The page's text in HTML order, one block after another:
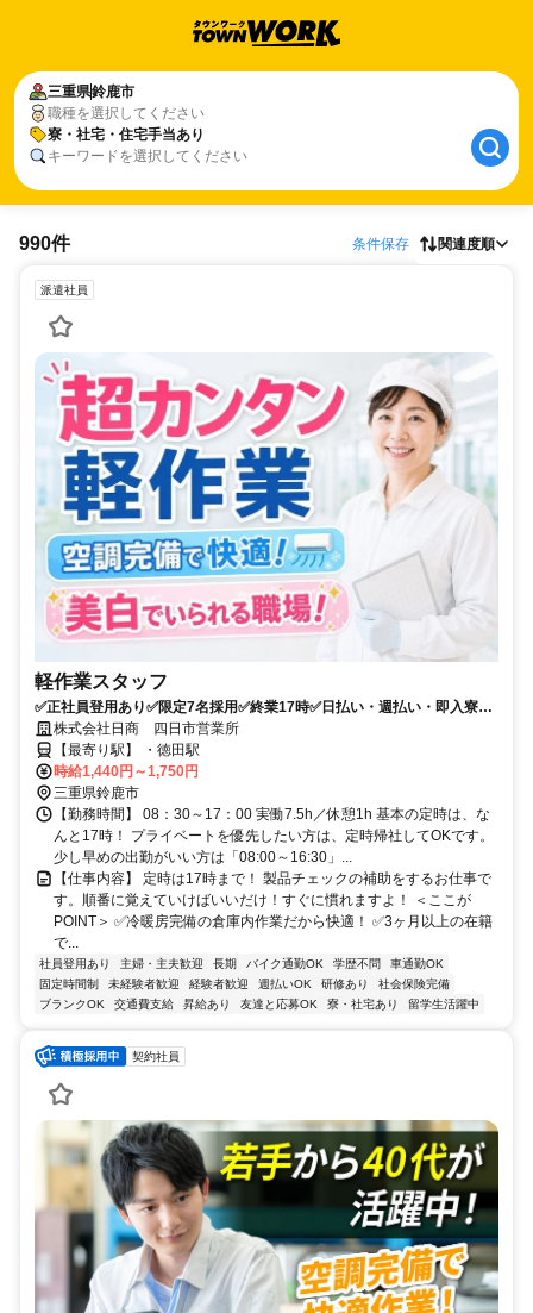
三重県鈴鹿市
職種を選択してください
寮・社宅・住宅手当あり
キーワードを選択してください
990件 条件保存 関連度順
派遣社員
軽作業スタッフ
✅正社員登用あり✅限定7名採用✅終業17時✅日払い・週払い・即入寮
OK✅未経験100％
株式会社日商 四日市営業所
【最寄り駅】 ・徳田駅
時給1,440円～1,750円
三重県鈴鹿市
【勤務時間】 08：30～17：00 実働7.5h／休憩1h 基本の定時は、な
んと17時！ プライベートを優先したい方は、定時帰社してOKです。
少し早めの出勤がいい方は「08:00～16:30」...
【仕事内容】 定時は17時まで！ 製品チェックの補助をするお仕事で
す。順番に覚えていけばいいだけ！すぐに慣れますよ！ ＜ここが
POINT＞ ✅冷暖房完備の倉庫内作業だから快適！ ✅3ヶ月以上の在籍
で...
社員登用あり 主婦・主夫歓迎 長期 バイク通勤OK 学歴不問
車通勤OK
固定時間制
未経験者歓迎 経験者歓迎 週払いOK 研修あり
社会保険完備
ブランクOK
交通費支給 昇給あり 友達と応募OK 寮・社宅あり 留学生活躍中
契約社員